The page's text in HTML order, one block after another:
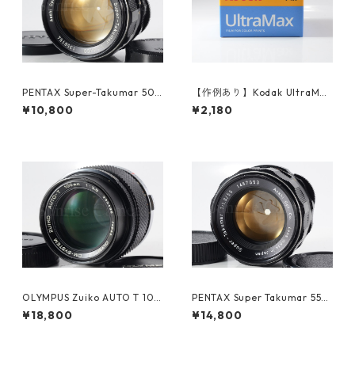
PENTAX Super-Takumar 50
mm F1.4 M42 整備済 ペンタ
ックス 人気オールドレンズ (6
¥10,800
【作例あり】Kodak UltraMax
400 36枚撮り カラーネガ35
mmフィルム コダック (K02
¥2,180
OLYMPUS Zuiko AUTO T 100
mm F2.8 整備済 オリンパス
（60909）
¥18,800
PENTAX Super Takumar 55m
m F1.8 M42 ペンタックス (61
484)
¥14,800